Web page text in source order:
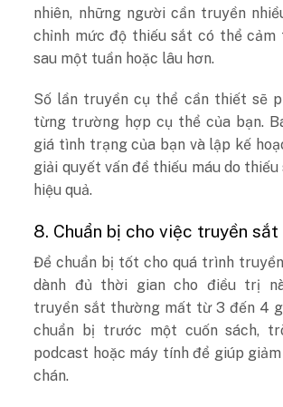
nhiên, những người cần truyền
chỉnh mức độ thiếu sắt có thể cảm
sau một tuần hoặc lâu hơn.
Số lần truyền cụ thể cần thiết sẽ
từng trường hợp cụ thể của bạn.
giá tình trạng của bạn và lập kế
giải quyết vấn đề thiếu máu do
hiệu quả.
8. Chuẩn bị cho việc truyền sắt
Để chuẩn bị tốt cho quá trình
dành đủ thời gian cho điều trị
truyền sắt thường mất từ 3 đến 4
chuẩn bị trước một cuốn sách,
podcast hoặc máy tính để giúp
chán.